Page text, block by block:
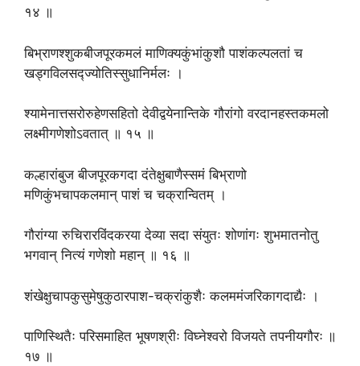
१४ ॥
बिभ्राणश्शुकबीजपूरकमलं माणिक्यकुंभांकुशौ पाशंकल्पलतां च
खड्गविलसद्ज्योतिस्सुधानिर्मलः ।
श्यामेनात्तसरोरुहेणसहितो देवीद्वयेनान्तिके गौरांगो वरदानहस्तकमलो
लक्ष्मीगणेशोऽवतात् ॥ १५ ॥
कल्हारांबुज बीजपूरकगदा दंतेक्षुबाणैस्समं बिभ्राणो
मणिकुंभचापकलमान् पाशं च चक्रान्वितम् ।
गौरांग्या रुचिरारविंदकरया देव्या सदा संयुतः शोणांगः शुभमातनोतु
भगवान् नित्यं गणेशो महान् ॥ १६ ॥
शंखेक्षुचापकुसुमेषुकुठारपाश-चक्रांकुशैः कलममंजरिकागदाद्यैः ।
पाणिस्थितैः परिसमाहित भूषणश्रीः विघ्नेश्वरो विजयते तपनीयगौरः ॥
१७ ॥